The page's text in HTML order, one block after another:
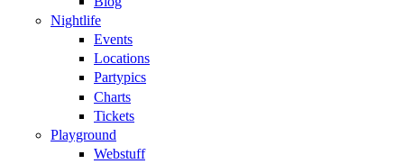
Nightlife
Events
Locations
Partypics
Charts
Tickets
Playground
Webstuff